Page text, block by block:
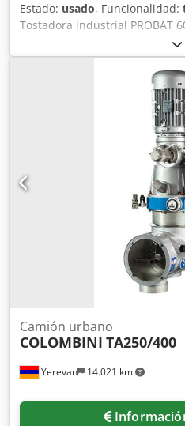
Estado: usado, Funcionalidad:
Tostadora industrial PROBAT
1970, equipada con un
Máquina robusta y de alta
gran durabilidad y excelente
U Dsfx Aqior Incluye: -
escape Actualmente, la
Yerevan 14.021 km
Camión urbano
COLOMBINI TA250/400